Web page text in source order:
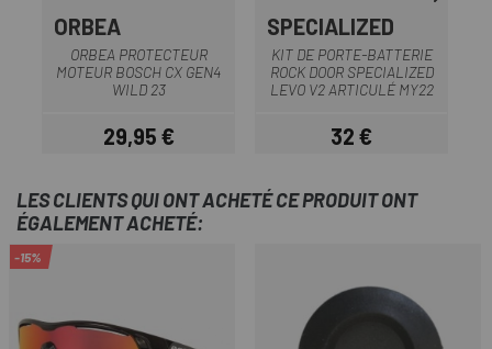
ORBEA
ORBEA PROTECTEUR
MOTEUR BOSCH CX GEN4
WILD 23
Prix
29,95 €
SPECIALIZED
KIT DE PORTE-BATTERIE
ROCK DOOR SPECIALIZED
LEVO V2 ARTICULÉ MY22
Prix
32 €
LES CLIENTS QUI ONT ACHETÉ CE PRODUIT ONT
ÉGALEMENT ACHETÉ:
-15%